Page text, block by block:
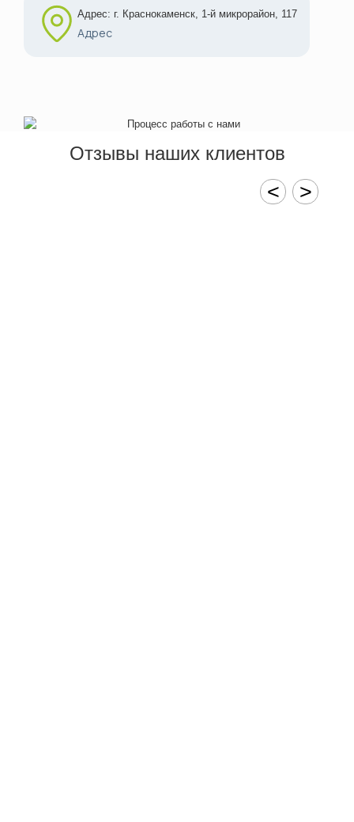
Адрес: г. Краснокаменск, 1-й микрорайон, 117
Адрес
Отзывы наших клиентов
< >